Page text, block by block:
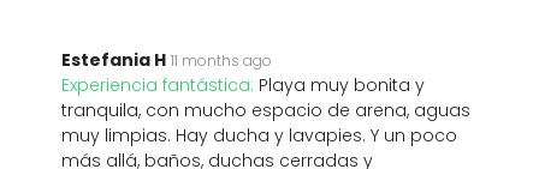
Estefania H 11 months ago
Experiencia fantástica: Playa muy bonita y
tranquila, con mucho espacio de arena, aguas
muy limpias. Hay ducha y lavapies. Y un poco
más allá, baños, duchas cerradas y